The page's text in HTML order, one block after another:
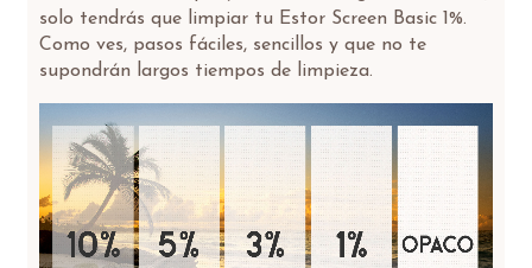
solo tendrás que limpiar tu Estor Screen Basic 1%.
Como ves, pasos fáciles, sencillos y que no te
supondrán largos tiempos de limpieza.